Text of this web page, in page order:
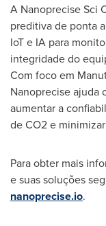
A Nanoprecise Sci
preditiva de ponta
IoT e IA para
integridade do
Com foco em
Nanoprecise ajuda
aumentar a
de CO2 e
Para obter mais
e suas soluções
nanoprecise.io.